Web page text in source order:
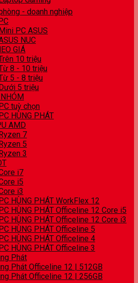
- doanh nghiệp
PC ASUS
NUC
GIÁ
10 triệu
8 - 10 triệu
5 - 8 triệu
5 triệu
tuỳ chọn
HÙNG PHÁT
AMD
7
5
3
i7
i5
i3
HÙNG PHÁT WorkFlex 12
HÙNG PHÁT Officeline 12 Core i5
HÙNG PHÁT Officeline 12 Core i3
HÙNG PHÁT Officeline 5
HÙNG PHÁT Officeline 4
HÙNG PHÁT Officeline 3
Phát
Phát Officeline 12 | 512GB
Phát Officeline 12 | 256GB